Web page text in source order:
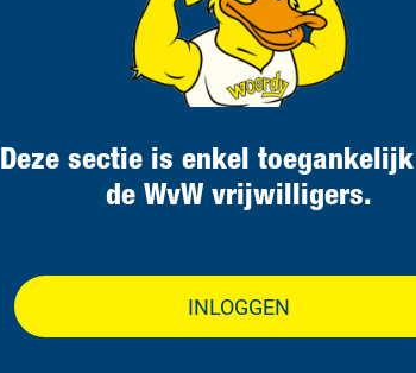
Deze sectie is enkel
de WvW vrijwilligers.
INLOGGEN